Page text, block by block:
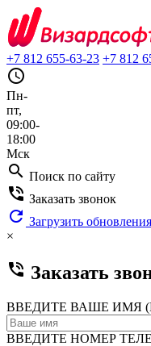
+7 812 655-63-23 +7 812
query_builder
Пн-
пт,
09:00-
18:00
Мск
search Поиск по сайту
phone_in_talk Заказать звонок
refresh Загрузить обновления
×
phone_in_talk Заказать
ВВЕДИТЕ ВАШЕ ИМЯ
ВВЕДИТЕ НОМЕР